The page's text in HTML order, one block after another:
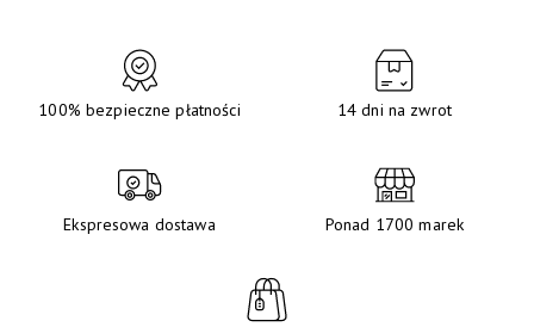
100% bezpieczne płatności 14 dni na zwrot
Ekspresowa dostawa Ponad 1700 marek